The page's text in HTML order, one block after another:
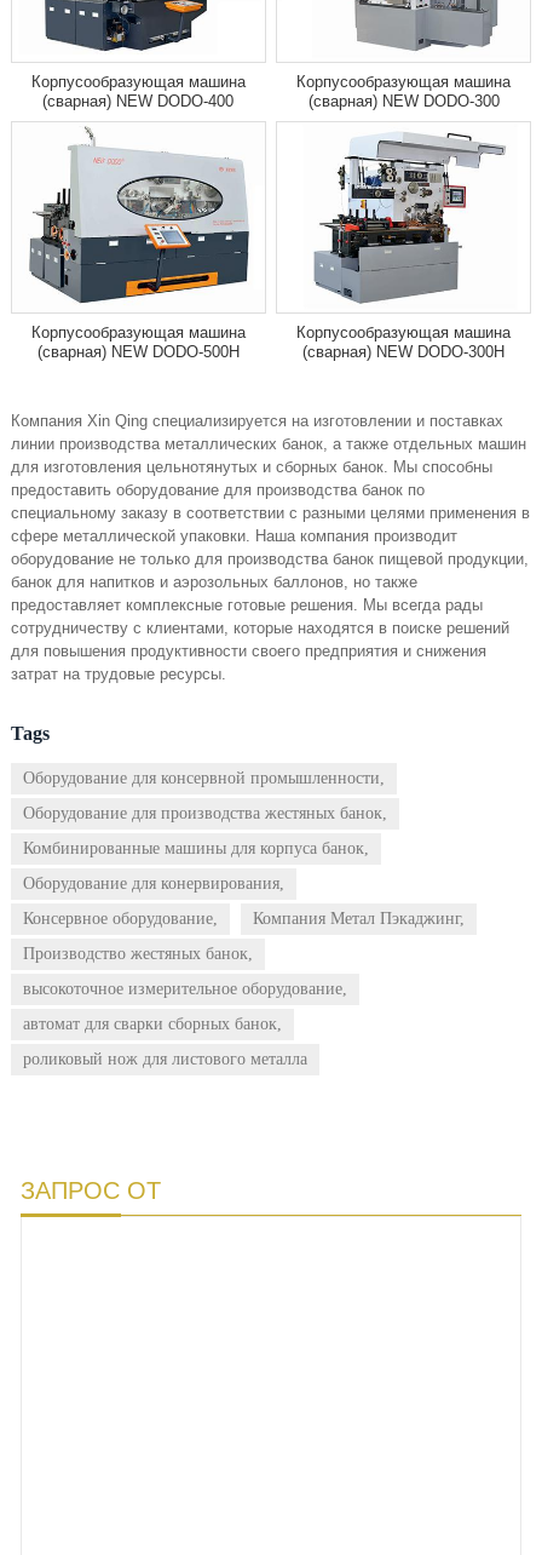
Корпусообразующая машина
(сварная) NEW DODO-400
Корпусообразующая машина
(сварная) NEW DODO-300
Корпусообразующая машина
(сварная) NEW DODO-500H
Корпусообразующая машина
(сварная) NEW DODO-300H
Компания Xin Qing специализируется на изготовлении и поставках
линии производства металлических банок, а также отдельных машин
для изготовления цельнотянутых и сборных банок. Мы способны
предоставить оборудование для производства банок по
специальному заказу в соответствии с разными целями применения в
сфере металлической упаковки. Наша компания производит
оборудование не только для производства банок пищевой продукции,
банок для напитков и аэрозольных баллонов, но также
предоставляет комплексные готовые решения. Мы всегда рады
сотрудничеству с клиентами, которые находятся в поиске решений
для повышения продуктивности своего предприятия и снижения
затрат на трудовые ресурсы.
Tags
Оборудование для консервной промышленности,
Оборудование для производства жестяных банок,
Комбинированные машины для корпуса банок,
Оборудование для конервирования,
Консервное оборудование,
Компания Метал Пэкаджинг,
Производство жестяных банок,
высокоточное измерительное оборудование,
автомат для сварки сборных банок,
роликовый нож для листового металла
ЗАПРОС ОТ